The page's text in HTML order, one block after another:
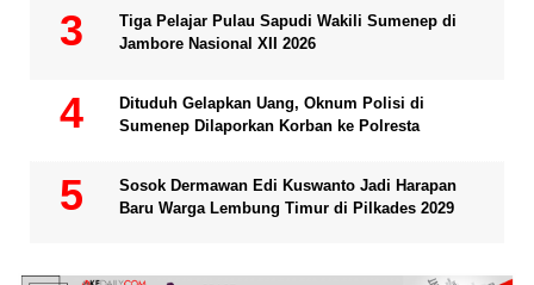
Tiga Pelajar Pulau Sapudi Wakili Sumenep di
Jambore Nasional XII 2026
Dituduh Gelapkan Uang, Oknum Polisi di
Sumenep Dilaporkan Korban ke Polresta
Sosok Dermawan Edi Kuswanto Jadi Harapan
Baru Warga Lembung Timur di Pilkades 2029